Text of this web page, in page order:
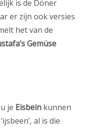
is de Döner
er zijn ook versies
het van de
Gemüse
je Eisbein kunnen
al is die